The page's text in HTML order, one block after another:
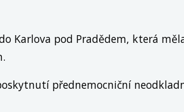
Karlova pod Pradědem, která
přednemocniční